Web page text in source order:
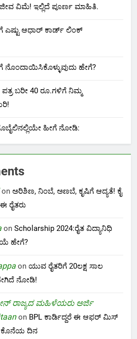
ಜೀವ ವಿಮೆ! ಇಲ್ಲಿದೆ ಪೂರ್ಣ ಮಾಹಿತಿ.
ಎಷ್ಟು ಆಧಾರ್ ಕಾರ್ಡ್ ಲಿಂಕ್
ಹೇಗೆ?
ಬರೀ 40 ರೂ.ಗಳಿಗೆ ನಿಮ್ಮ
ಹೀಗೆ ನೋಡಿ:
on ಅರಿಶಿಣ, ನಿಂಬೆ, ಅಣಬೆ, ಕೃಷಿಗೆ ಆದ್ಯತೆ! ಕೈ
ರೈತರು
on Scholarship 2024:ರೈತ ವಿದ್ಯಾನಿಧಿ
ಹೇಗೆ?
on ಯುವ ರೈತರಿಗೆ 20ಲಕ್ಷ ಸಾಲ
ನೋಡಿ!
ರಾಜ್ಯದ ಮಹಿಳೆಯರು ಅರ್ಜಿ
on BPL ಕಾರ್ಡಿದ್ದರೆ ಈ ಆಫರ್ ಮಿಸ್
ಕೊನೆಯ ದಿನ